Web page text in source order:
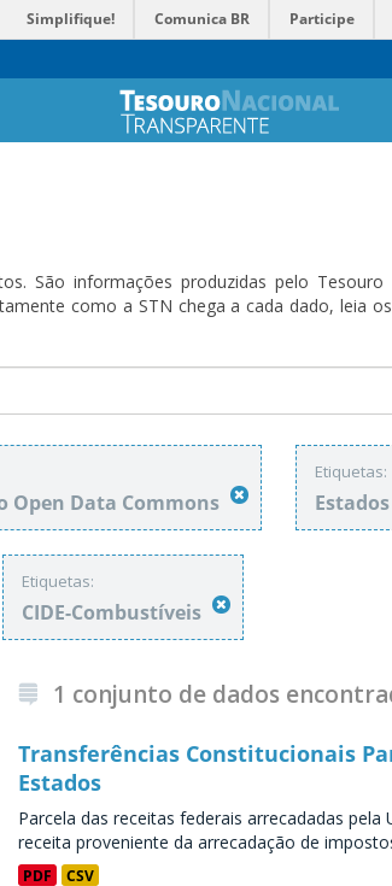
Simplifique! Comunica BR Participe
São informações produzidas pelo
como a STN chega a cada dado, leia
Open Data Commons
Etiquetas:
Estados
Etiquetas:
CIDE-Combustíveis
1 conjunto de dados
Transferências Constitucionais
Estados
Parcela das receitas federais arrecadadas
receita proveniente da arrecadação de
PDF CSV